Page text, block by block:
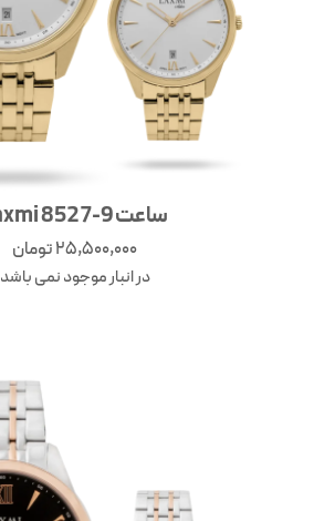
ساعت Laxmi 8527-9
25,500,000تومان
در انبار موجود نمی باشد